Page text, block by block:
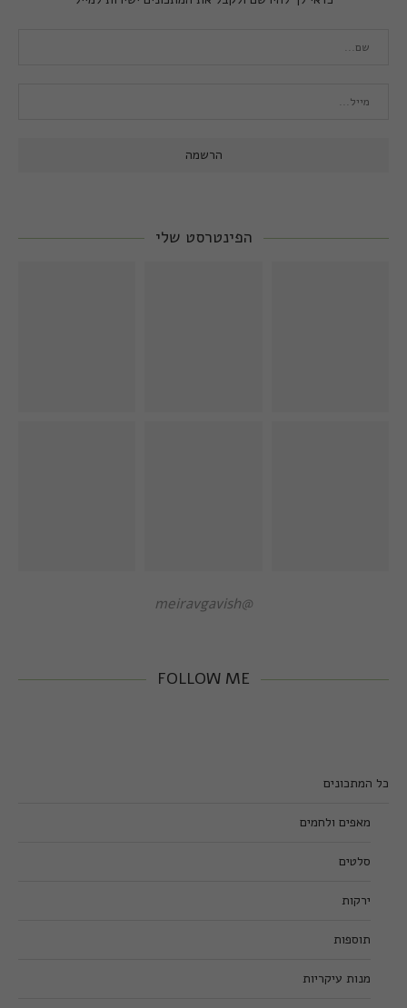
הפינטרסט שלי
@meiravgavish
FOLLOW ME
כל המתכונים
מאפים ולחמים
סלטים
ירקות
תוספות
מנות עיקריות